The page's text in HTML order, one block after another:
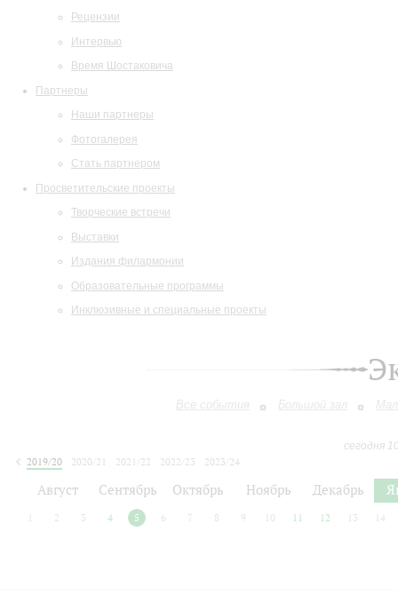
Рецензии
Интервью
Время Шостаковича
Партнеры
Наши партнеры
Фотогалерея
Стать партнером
Просветительские проекты
Творческие встречи
Выставки
Издания филармонии
Образовательные программы
Инклюзивные и специальные проекты
Все события Большой зал
сегодня
2019/20
2020/21 2021/22 2022/23
2023/24
Август Сентябрь Октябрь Ноябрь Декабрь
2 3 4 5 6 7 8 9 10 11 12 13 14